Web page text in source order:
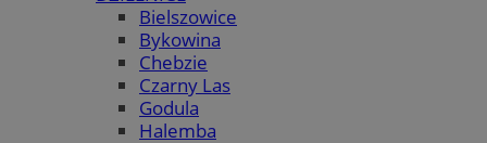
Bielszowice
Bykowina
Chebzie
Czarny Las
Godula
Halemba